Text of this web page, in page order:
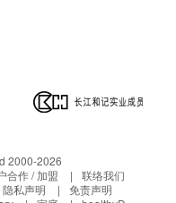
医务诊断或治疗用
疾病徵兆时，应立即
诊断及治疗。
或提供本服务/产品。
伤或法律诉讼，健康
一切有关的索偿或
2000-2026
合作 / 加盟
联络我们
隐私声明
免责声明